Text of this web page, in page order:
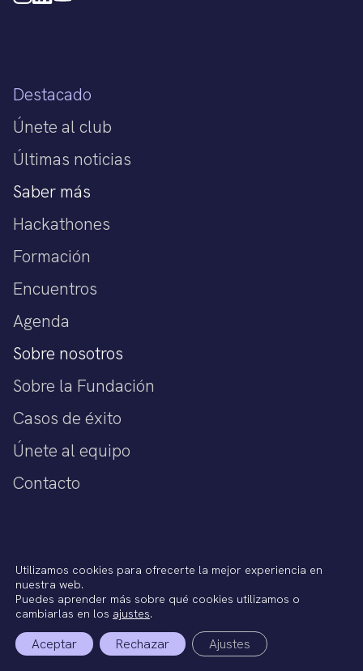
Destacado
Únete al club
Últimas noticias
Saber más
Hackathones
Formación
Encuentros
Agenda
Sobre nosotros
Sobre la Fundación
Casos de éxito
Únete al equipo
Contacto
Política de privacidad
Política de cookies
Términos del Servicio
Utilizamos cookies para ofrecerte la mejor experiencia en
nuestra web.
Puedes aprender más sobre qué cookies utilizamos o
cambiarlas en los ajustes.
Aceptar Rechazar Ajustes